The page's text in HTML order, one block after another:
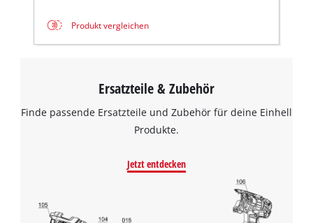
Produkt vergleichen
Ersatzteile & Zubehör
Finde passende Ersatzteile und Zubehör für deine Einhell
Produkte.
Jetzt entdecken